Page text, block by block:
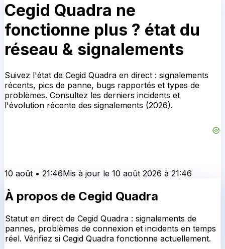
Cegid Quadra ne
fonctionne plus ? état du
réseau & signalements
Suivez l'état de Cegid Quadra en direct : signalements
récents, pics de panne, bugs rapportés et types de
problèmes. Consultez les derniers incidents et
l'évolution récente des signalements (2026).
10 août • 21:46Mis à jour le 10 août 2026 à 21:46
À propos de Cegid Quadra
Statut en direct de Cegid Quadra : signalements de
pannes, problèmes de connexion et incidents en temps
réel. Vérifiez si Cegid Quadra fonctionne actuellement.